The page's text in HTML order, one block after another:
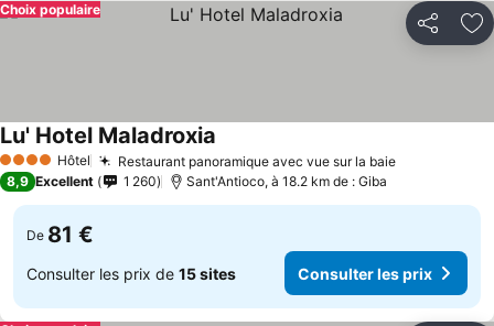
Partager
Choix populaire
4 Étoiles Hôtel Restaurant panoramique avec vue sur la baieConsulter
Lu' Hotel Maladroxia
8,9 Excellent 1 260 Sant'Antioco, à 18.2 km de : Giba
De 81 €
Consulter les prix de 15 sites Consulter les prix